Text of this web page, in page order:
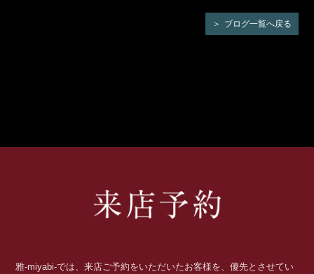
ブログ一覧へ戻る
雅-miyabi-では、来店ご予約をいただいたお客様を、優先とさせてい